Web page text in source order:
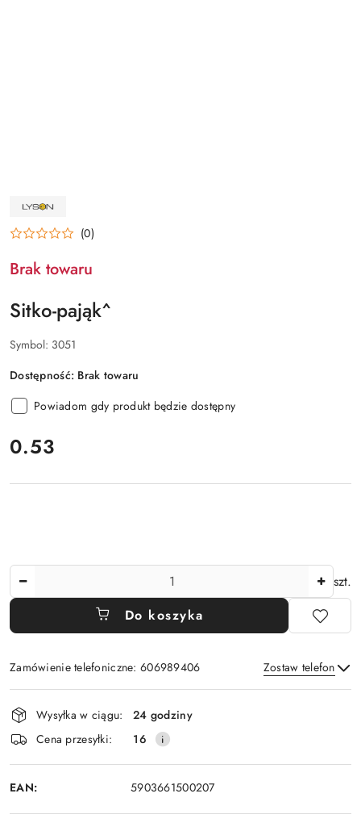
NAZWA
PRODUCENTA:
ŁYSOŃ
(0)
Brak towaru
Sitko-pająk^
Symbol: 3051
Dostępność: Brak towaru
Powiadom gdy produkt będzie dostępny
cena:
0.53
szt.
Do koszyka
Zamówienie telefoniczne: 606989406 Zostaw telefon
Wyślij
Dostępność
i
dostawa
Wysyłka w ciągu:
24 godziny
Cena przesyłki:
16
EAN: 5903661500207